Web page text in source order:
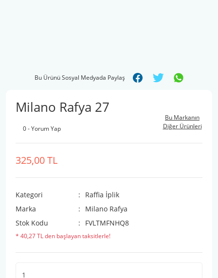
Bu Ürünü Sosyal Medyada Paylaş
Milano Rafya 27
0 - Yorum Yap
Bu Markanın
Diğer Ürünleri
325,00 TL
Kategori
Raffia İplik
Marka
Milano Rafya
Stok Kodu
FVLTMFNHQ8
* 40,27 TL den başlayan taksitlerle!